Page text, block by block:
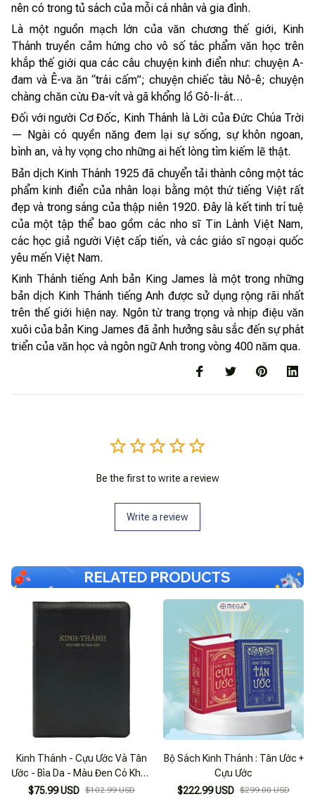
nên có trong tủ sách của mỗi cá nhân và gia đình.
Là một nguồn mạch lớn của văn chương thế giới, Kinh
Thánh truyền cảm hứng cho vô số tác phẩm văn học trên
khắp thế giới qua các câu chuyện kinh điển như: chuyện A-
đam và Ê-va ăn “trái cấm”; chuyện chiếc tàu Nô-ê; chuyện
chàng chăn cừu Đa-vít và gã khổng lồ Gô-li-át…
Đối với người Cơ Đốc, Kinh Thánh là Lời của Đức Chúa Trời
— Ngài có quyền năng đem lại sự sống, sự khôn ngoan,
bình an, và hy vọng cho những ai hết lòng tìm kiếm lẽ thật.
Bản dịch Kinh Thánh 1925 đã chuyển tải thành công một tác
phẩm kinh điển của nhân loại bằng một thứ tiếng Việt rất
đẹp và trong sáng của thập niên 1920. Đây là kết tinh trí tuệ
của một tập thể bao gồm các nho sĩ Tin Lành Việt Nam,
các học giả người Việt cấp tiến, và các giáo sĩ ngoại quốc
yêu mến Việt Nam.
Kinh Thánh tiếng Anh bản King James là một trong những
bản dịch Kinh Thánh tiếng Anh được sử dụng rộng rãi nhất
trên thế giới hiện nay. Ngôn từ trang trọng và nhịp điệu văn
xuôi của bản King James đã ảnh hưởng sâu sắc đến sự phát
triển của văn học và ngôn ngữ Anh trong vòng 400 năm qua.
Be the first to write a review
Write a review
RELATED PRODUCTS
Kinh Thánh - Cựu Ước Và Tân
Ước - Bìa Da - Màu Đen Có Khóa
Kéo
$75.99 USD $102.99 USD
Bộ Sách Kinh Thánh : Tân Ước +
Cựu Ước
$222.99 USD $299.00 USD